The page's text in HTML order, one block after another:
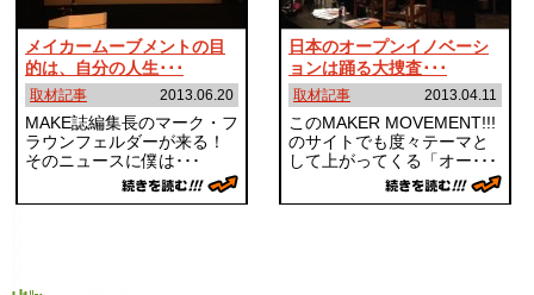
メイカームーブメントの目
的は、自分の人生･･･
取材記事 2013.06.20
MAKE誌編集長のマーク・フ
ラウンフェルダーが来る！
そのニュースに僕は･･･
日本のオープンイノベーシ
ョンは踊る大捜査･･･
取材記事 2013.04.11
このMAKER MOVEMENT!!!
のサイトでも度々テーマと
して上がってくる「オー･･･